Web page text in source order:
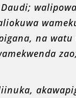
na watu